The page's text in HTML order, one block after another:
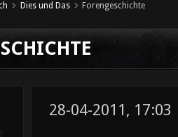
Dies und Das Forengeschichte
28-04-2011, 17:03